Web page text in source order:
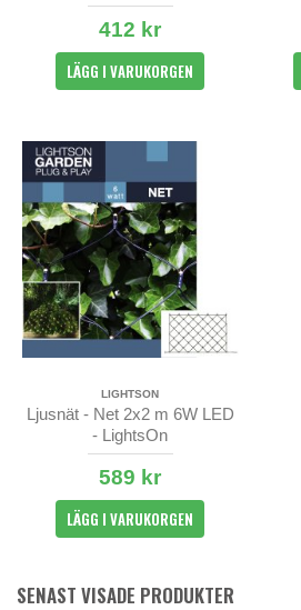
412 kr
LÄGG I VARUKORGEN
LIGHTSON
Ljusnät - Net 2x2 m 6W LED
- LightsOn
589 kr
LÄGG I VARUKORGEN
SENAST VISADE PRODUKTER